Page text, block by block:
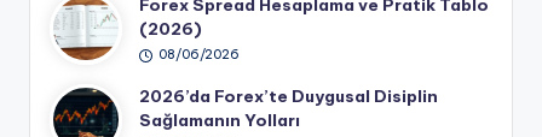
Forex Spread Hesaplama ve Pratik Tablo
(2026)
08/06/2026
2026’da Forex’te Duygusal Disiplin
Sağlamanın Yolları